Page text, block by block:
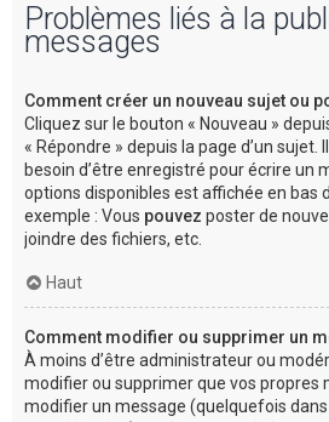
Problèmes liés à la
messages
Comment créer un nouveau sujet ou
Cliquez sur le bouton « Nouveau »
« Répondre » depuis la page d’un sujet.
besoin d’être enregistré pour écrire un
options disponibles est affichée en bas
exemple : Vous pouvez poster de
joindre des fichiers, etc.
Haut
Comment modifier ou supprimer un
À moins d’être administrateur ou
modifier ou supprimer que vos propres
modifier un message (quelquefois